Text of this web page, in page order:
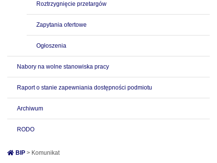
Roztrzygnięcie przetargów
Zapytania ofertowe
Ogłoszenia
Nabory na wolne stanowiska pracy
Raport o stanie zapewniania dostępności podmiotu
Archiwum
RODO
BIP > Komunikat